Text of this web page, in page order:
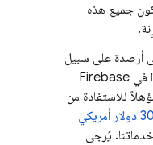
جميع هذه
أرصدة على سبيل
المثال، إذا كنت مستخدمًا جديدًا في Firebase
للاستفادة من
"فترة تجريبية مجانية بقيمة 300 دولار أمريكي
يُرجى